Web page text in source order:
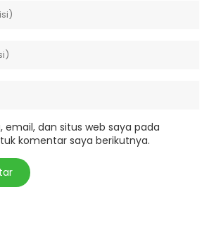
email, dan situs web saya pada
komentar saya berikutnya.